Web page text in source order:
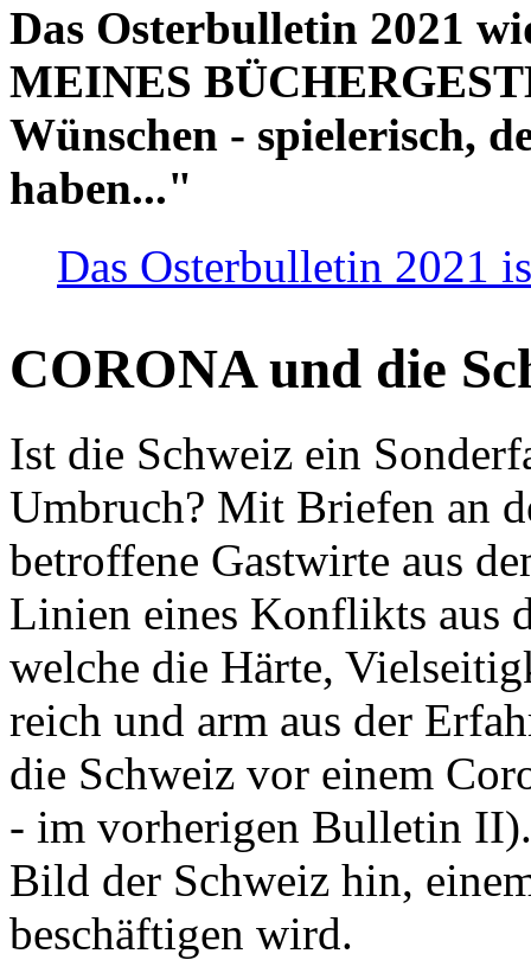
Das Osterbulletin 2021
MEINES
Wünschen - spielerisch,
haben..."
Das Osterbulletin 2021
CORONA und die
Ist die Schweiz ein
Umbruch? Mit Briefen an
betroffene Gastwirte aus
Linien eines Konflikts aus
welche die Härte,
reich und arm aus der
die Schweiz vor einem
- im vorherigen Bulletin
Bild der Schweiz hin,
beschäftigen wird.